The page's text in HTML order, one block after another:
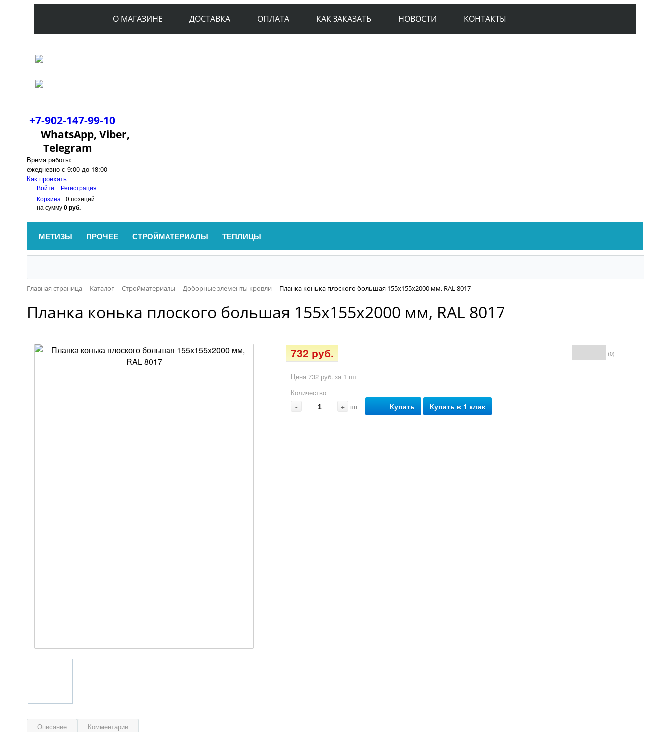
О МАГАЗИНЕ ДОСТАВКА ОПЛАТА КАК ЗАКАЗАТЬ НОВОСТИ КОНТАКТЫ
+7-902-147-99-10
WhatsApp, Viber,
Telegram
Время работы:
ежедневно с 9:00 до 18:00
Как проехать
Войти
Регистрация
Корзина
0 позиций
на сумму0 руб.
МЕТИЗЫ ПРОЧЕЕ СТРОЙМАТЕРИАЛЫ ТЕПЛИЦЫ
Главная страница Каталог Стройматериалы Доборные элементы кровли Планка конька плоского большая 155х155х2000 мм, RAL 8017
Планка конька плоского большая 155х155х2000 мм, RAL 8017
(0)
732 руб.
Цена 732 руб. за 1 шт
Количество
- + шт Купить Купить в 1 клик
Описание Комментарии